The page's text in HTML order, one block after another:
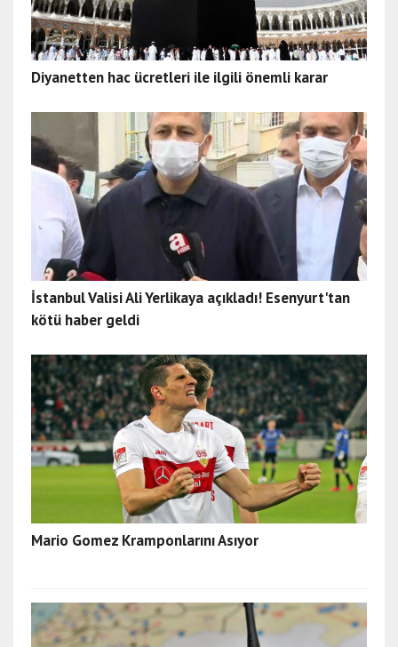
Diyanetten hac ücretleri ile ilgili önemli karar
İstanbul Valisi Ali Yerlikaya açıkladı! Esenyurt'tan
kötü haber geldi
Mario Gomez Kramponlarını Asıyor